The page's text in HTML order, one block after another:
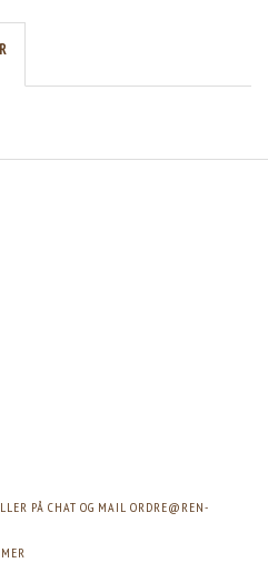
PÅ CHAT OG MAIL ORDRE@REN-